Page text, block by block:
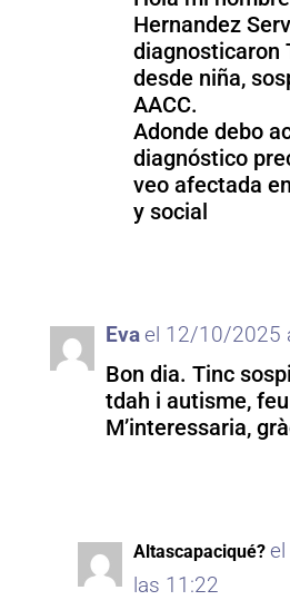
Hernandez
diagnosticaron
desde niña,
AACC.
Adonde debo
diagnóstico
veo afectada
y social
Evael 12/10/2025
Bon dia. Tinc
tdah i autisme,
M’interessaria,
Altascapaciqué?
las 11:22